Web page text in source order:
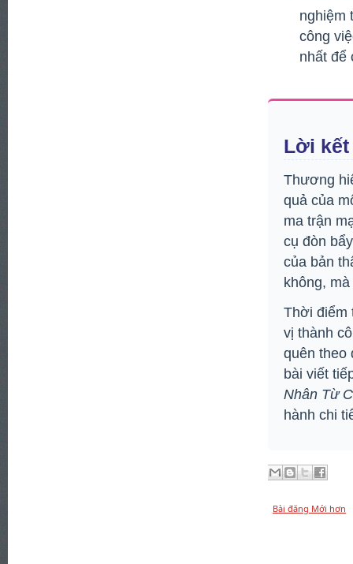
nghiệm
công
nhất để
Lời
Thương
quả của
ma trận
cụ đòn
của bản
không,
Thời điểm
vị thành
quên theo
bài viết
Nhân Từ
hành chi
Bài đăng Mới hơn